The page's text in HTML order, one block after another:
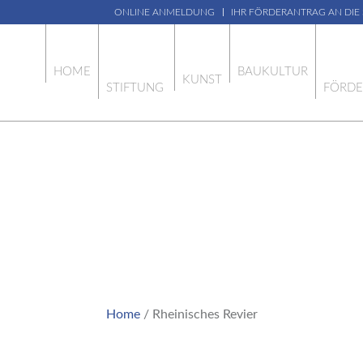
ONLINE ANMELDUNG IHR FÖRDERANTRAG AN DIE
HOME
STIFTUNG
KUNST
BAUKULTUR
Home / Rheinisches Revier